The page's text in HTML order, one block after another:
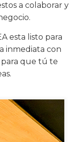
a colaborar y
esta listo para
inmediata con
que tú te